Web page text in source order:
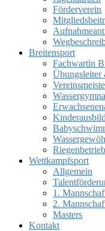
Förderverein
Breitensport
Fachwartin
Riegenbetrieb
Wettkampfsport
Allgemein
1.
2.
Masters
Kontakt